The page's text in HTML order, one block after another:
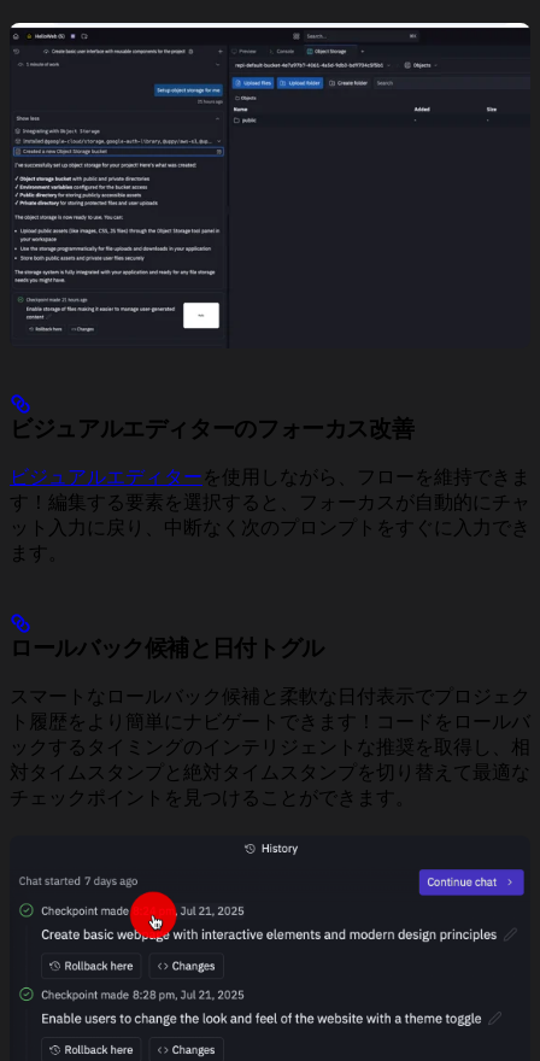
ビジュアルエディターのフォーカス改善
ビジュアルエディターを使用しながら、フローを維持できま
す！編集する要素を選択すると、フォーカスが自動的にチャ
ット入力に戻り、中断なく次のプロンプトをすぐに入力でき
ます。
ロールバック候補と日付トグル
スマートなロールバック候補と柔軟な日付表示でプロジェク
ト履歴をより簡単にナビゲートできます！コードをロールバ
ックするタイミングのインテリジェントな推奨を取得し、相
対タイムスタンプと絶対タイムスタンプを切り替えて最適な
チェックポイントを見つけることができます。